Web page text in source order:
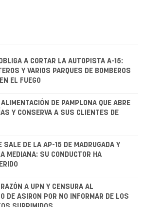
A CORTAR LA AUTOPISTA A-15:
Y VARIOS PARQUES DE BOMBEROS
EL FUEGO
DE PAMPLONA QUE ABRE
Y CONSERVA A SUS CLIENTES DE
SALE DE LA AP-15 DE MADRUGADA Y
MEDIANA: SU CONDUCTOR HA
A UPN Y CENSURA AL
DE ASIRON POR NO INFORMAR DE LOS